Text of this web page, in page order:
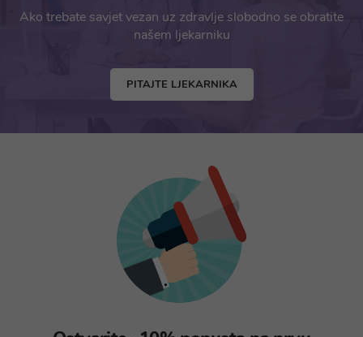
Ako trebate savjet vezan uz zdravlje slobodno se obratite
našem ljekarniku
PITAJTE LJEKARNIKA